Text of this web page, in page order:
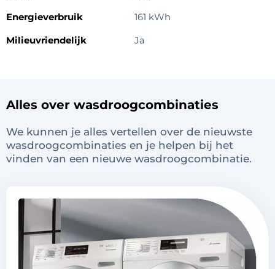
Energieverbruik
161 kWh
Milieuvriendelijk
Ja
Alles over wasdroogcombinaties
We kunnen je alles vertellen over de nieuwste
wasdroogcombinaties en je helpen bij het
vinden van een nieuwe wasdroogcombinatie.